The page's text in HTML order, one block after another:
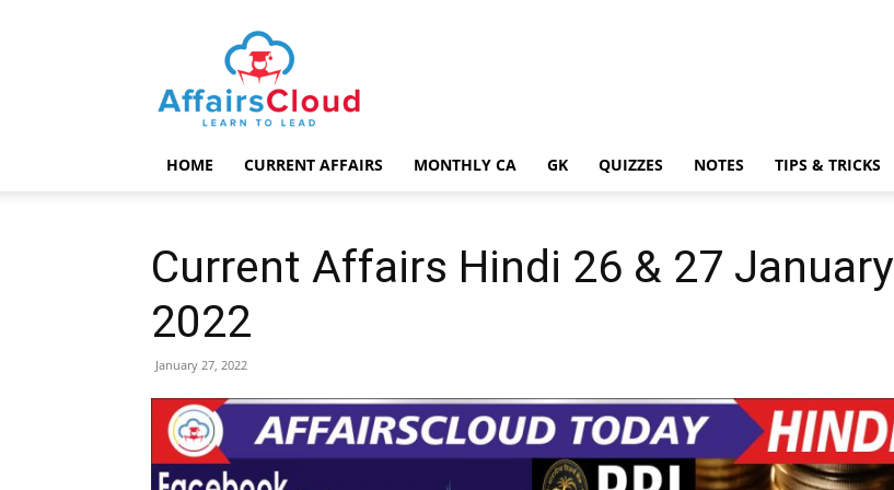
AffairsCloud.com
HOME CURRENT AFFAIRS MONTHLY CA GK QUIZZES NOTES TIPS & TRICKS
Current Affairs Hindi 26 & 27 January
2022
January 27, 2022